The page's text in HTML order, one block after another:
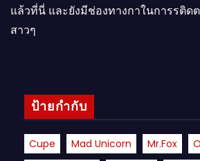
แล้วที่นี่ และยังมีช่องทางกาในการรติด
สาวๆ
ป้ายกำกับ
Cupe Mad Unicorn Mr.fox